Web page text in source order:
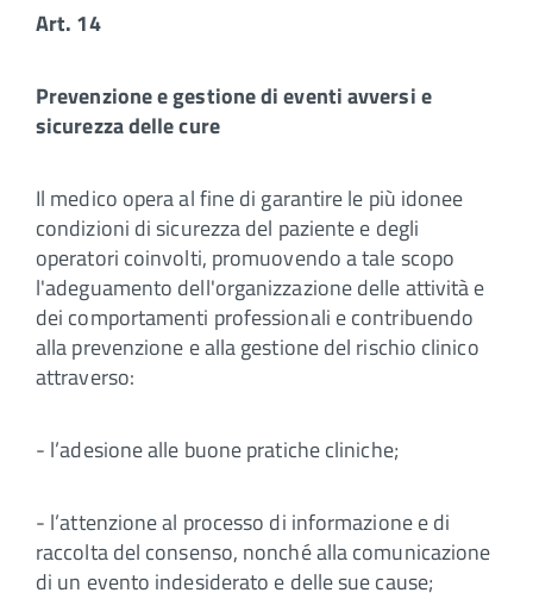
Art. 14
Prevenzione e gestione di eventi avversi e
sicurezza delle cure
Il medico opera al fine di garantire le più idonee
condizioni di sicurezza del paziente e degli
operatori coinvolti, promuovendo a tale scopo
l'adeguamento dell'organizzazione delle attività e
dei comportamenti professionali e contribuendo
alla prevenzione e alla gestione del rischio clinico
attraverso:
- l’adesione alle buone pratiche cliniche;
- l’attenzione al processo di informazione e di
raccolta del consenso, nonché alla comunicazione
di un evento indesiderato e delle sue cause;